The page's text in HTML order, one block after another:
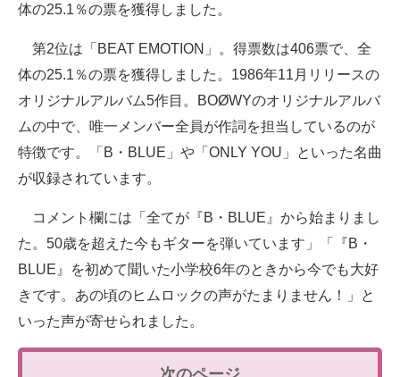
体の25.1％の票を獲得しました。
第2位は「BEAT EMOTION」。得票数は406票で、全
体の25.1％の票を獲得しました。1986年11月リリースの
オリジナルアルバム5作目。BOØWYのオリジナルアルバ
ムの中で、唯一メンバー全員が作詞を担当しているのが
特徴です。「B・BLUE」や「ONLY YOU」といった名曲
が収録されています。
コメント欄には「全てが『B・BLUE』から始まりまし
た。50歳を超えた今もギターを弾いています」「『B・
BLUE』を初めて聞いた小学校6年のときから今でも大好
きです。あの頃のヒムロックの声がたまりません！」と
いった声が寄せられました。